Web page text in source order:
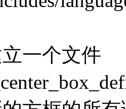
一个文件